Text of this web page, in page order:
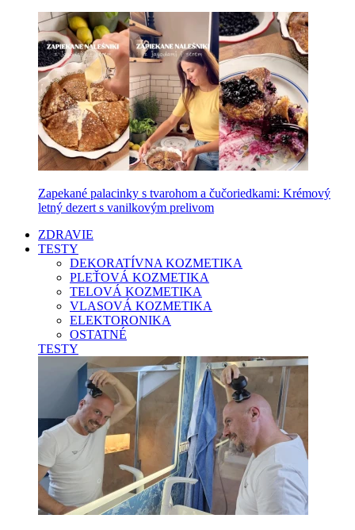
Zapekané palacinky s tvarohom a čučoriedkami: Krémový
letný dezert s vanilkovým prelivom
ZDRAVIE
TESTY
DEKORATÍVNA KOZMETIKA
PLEŤOVÁ KOZMETIKA
TELOVÁ KOZMETIKA
VLASOVÁ KOZMETIKA
ELEKTORONIKA
OSTATNÉ
TESTY